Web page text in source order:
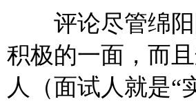
评论尽管绵阳
积极的一面，而
人（面试人就是“